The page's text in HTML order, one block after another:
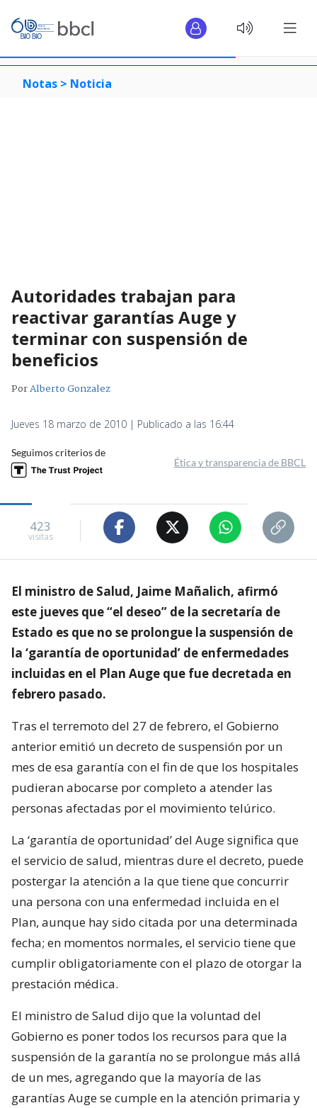
Notas > Noticia
Autoridades trabajan para
reactivar garantías Auge y
terminar con suspensión de
beneficios
PorAlberto Gonzalez
Jueves 18 marzo de 2010 | Publicado a las 16:44
Seguimos criterios de
Ética y transparencia de BBCL
423
visitas
El ministro de Salud, Jaime Mañalich, afirmó
este jueves que “el deseo” de la secretaría de
Estado es que no se prolongue la suspensión de
la ‘garantía de oportunidad’ de enfermedades
incluidas en el Plan Auge que fue decretada en
febrero pasado.
Tras el terremoto del 27 de febrero, el Gobierno
anterior emitió un decreto de suspensión por un
mes de esa garantía con el fin de que los hospitales
pudieran abocarse por completo a atender las
personas afectadas por el movimiento telúrico.
La ‘garantía de oportunidad’ del Auge significa que
el servicio de salud, mientras dure el decreto, puede
postergar la atención a la que tiene que concurrir
una persona con una enfermedad incluida en el
Plan, aunque hay sido citada por una determinada
fecha; en momentos normales, el servicio tiene que
cumplir obligatoriamente con el plazo de otorgar la
prestación médica.
El ministro de Salud dijo que la voluntad del
Gobierno es poner todos los recursos para que la
suspensión de la garantía no se prolongue más allá
de un mes, agregando que la mayoría de las
garantías Auge se cumple en la atención primaria y